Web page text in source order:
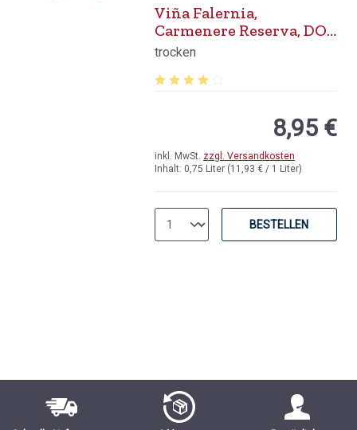
Viña Falernia,
Carmenere Reserva, DO
Elqui Valley
trocken
Inhalt: 0,75 Liter (11,93 € / 1 Liter)
inkl. MwSt. zzgl. Versandkosten
8,95 €
BESTELLEN